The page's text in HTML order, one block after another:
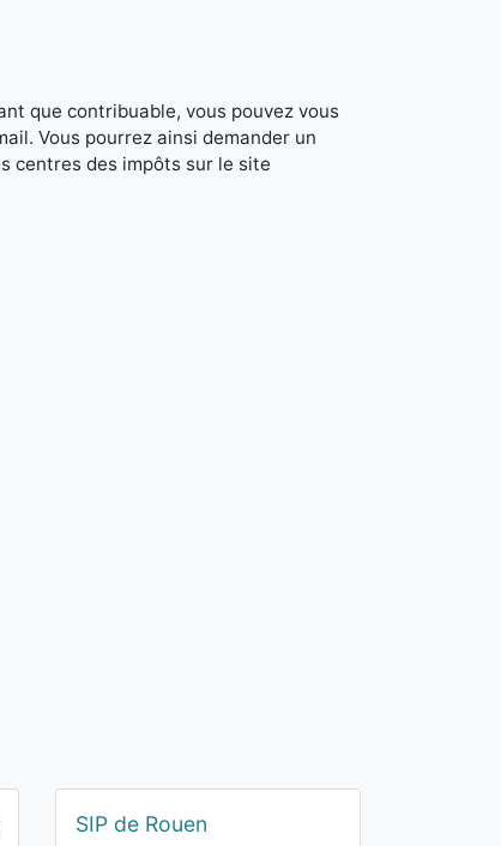
que contribuable, vous pouvez vous
Vous pourrez ainsi demander un
centres des impôts sur le site
SIP de Rouen